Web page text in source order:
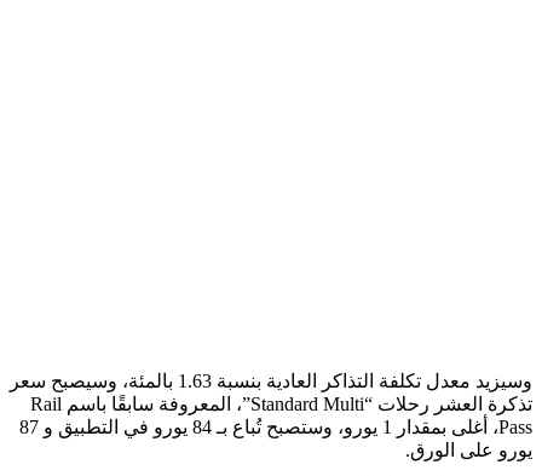
وسيزيد معدل تكلفة التذاكر العادية بنسبة 1.63 بالمئة، وسيصبح سعر
تذكرة العشر رحلات “Standard Multi”، المعروفة سابقًا باسم Rail
Pass، أغلى بمقدار 1 يورو، وستصبح تُباع بـ 84 يورو في التطبيق و 87
يورو على الورق.